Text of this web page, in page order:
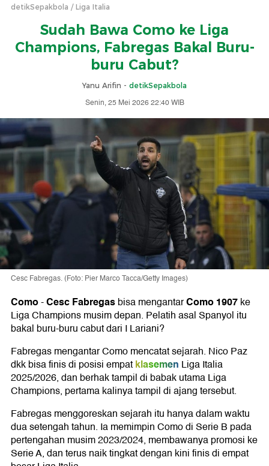
detikSepakbola Liga Italia
Sudah Bawa Como ke Liga
Champions, Fabregas Bakal Buru-
buru Cabut?
Yanu Arifin - detikSepakbola
Senin, 25 Mei 2026 22:40 WIB
Cesc Fabregas. (Foto: Pier Marco Tacca/Getty Images)
Como-Cesc Fabregasbisa mengantarComo 1907ke
Liga Champions musim depan. Pelatih asal Spanyol itu
bakal buru-buru cabut dari I Lariani?
Fabregas mengantar Como mencatat sejarah. Nico Paz
dkk bisa finis di posisi empatklasemen Liga Italia
2025/2026, dan berhak tampil di babak utama Liga
Champions, pertama kalinya tampil di ajang tersebut.
Fabregas menggoreskan sejarah itu hanya dalam waktu
dua setengah tahun. Ia memimpin Como di Serie B pada
pertengahan musim 2023/2024, membawanya promosi ke
Serie A, dan terus naik tingkat dengan kini finis di empat